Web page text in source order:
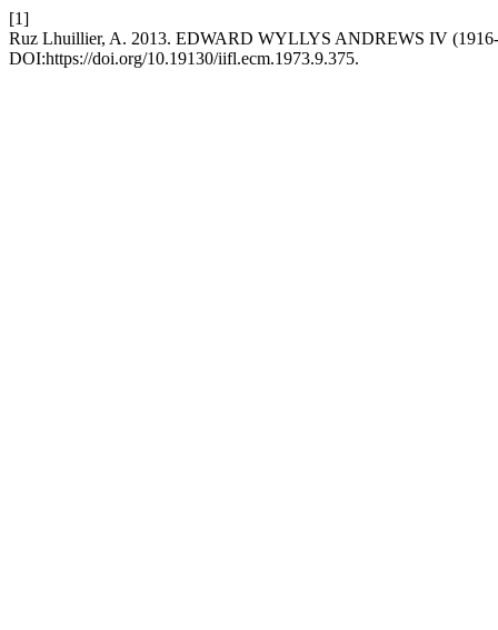
[1]
Ruz Lhuillier, A. 2013. EDWARD WYLLYS ANDREWS IV
DOI:https://doi.org/10.19130/iifl.ecm.1973.9.375.